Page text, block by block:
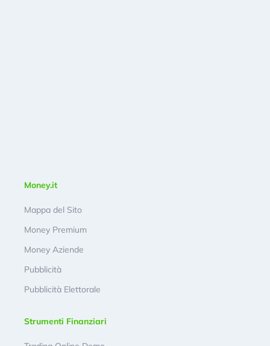
Money.it
Mappa del Sito
Money Premium
Money Aziende
Pubblicità
Pubblicità Elettorale
Strumenti Finanziari